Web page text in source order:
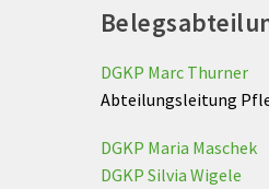
DGKP Marc Thurner
Abteilungsleitung
DGKP Maria Maschek
DGKP Silvia Wigele